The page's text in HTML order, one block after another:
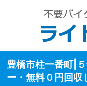
豊橋市柱一番町|
ー・無料０円回収